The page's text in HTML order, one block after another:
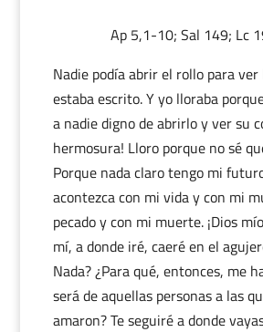
Ap 5,1-10; Sal 149; Lc
Nadie podía abrir el rollo para ver
estaba escrito. Y yo lloraba
a nadie digno de abrirlo y ver su
hermosura! Lloro porque no sé
Porque nada claro tengo mi
acontezca con mi vida y con mi
pecado y con mi muerte. ¡Dios
mí, a donde iré, caeré en el
Nada? ¿Para qué, entonces, me
será de aquellas personas a las
amaron? Te seguiré a donde